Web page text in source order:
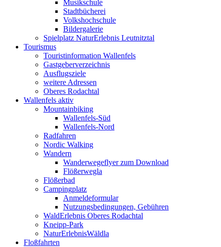
Musikschule
Stadtbücherei
Volkshochschule
Bildergalerie
Spielplatz NaturErlebnis Leutnitztal
Tourismus
Touristinformation Wallenfels
Gastgeberverzeichnis
Ausflugsziele
weitere Adressen
Oberes Rodachtal
Wallenfels aktiv
Mountainbiking
Wallenfels-Süd
Wallenfels-Nord
Radfahren
Nordic Walking
Wandern
Wanderwegeflyer zum Download
Flößerwegla
Flößerbad
Campingplatz
Anmeldeformular
Nutzungsbedingungen, Gebühren
WaldErlebnis Oberes Rodachtal
Kneipp-Park
NaturErlebnisWäldla
Floßfahrten